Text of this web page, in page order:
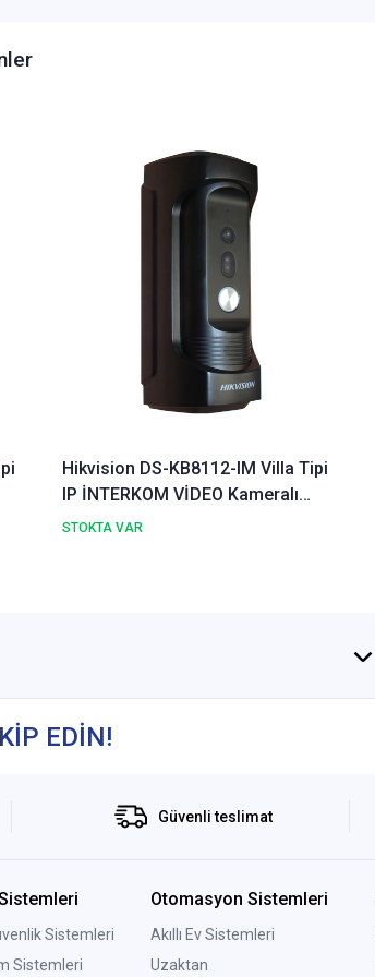
Hikvision DS-KB8112-IM Villa Tipi
IP İNTERKOM VİDEO Kameralı
Görüntülü Diafon Kapı Zil Paneli
STOKTA VAR
EDİN!
Güvenli teslimat
Sistemleri
Sistemleri
Otomasyon Sistemleri
Akıllı Ev Sistemleri
Uzaktan